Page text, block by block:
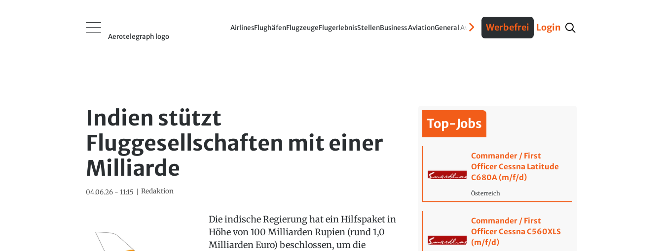
Aerotelegraph logo
AirlinesFlughäfenFlugzeugeFlugerlebnisStellenBusiness AviationGeneral AviationVerteidigungInterviews Fracht
Werbefrei Login
Indien stützt
Fluggesellschaften mit einer
Milliarde
04.06.26 - 11:15 Redaktion
Die indische Regierung hat ein Hilfspaket in
Höhe von 100 Milliarden Rupien (rund 1,0
Milliarden Euro) beschlossen, um die
Top-Jobs
Commander / First
Officer Cessna Latitude
C680A (m/f/d)
Österreich
Commander / First
Officer Cessna C560XLS
(m/f/d)